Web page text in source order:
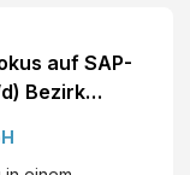
auf SAP-
Bezirk